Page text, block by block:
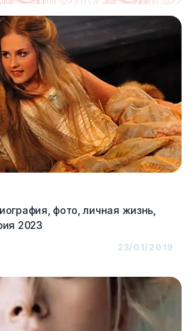
фото, личная жизнь,
2023
23/01/2019